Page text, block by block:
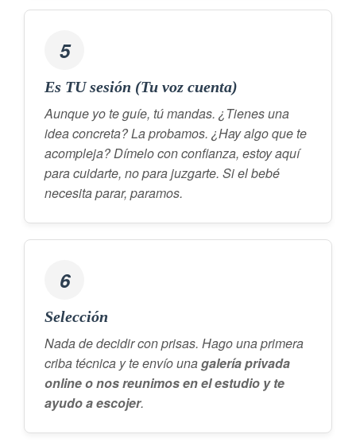
5
Es TU sesión (Tu voz cuenta)
Aunque yo te guíe, tú mandas. ¿Tienes una
idea concreta? La probamos. ¿Hay algo que te
acompleja? Dímelo con confianza, estoy aquí
para cuidarte, no para juzgarte. Si el bebé
necesita parar, paramos.
6
Selección
Nada de decidir con prisas. Hago una primera
criba técnica y te envío unagalería privada
online o nos reunimos en el estudio y te
ayudo a escojer.